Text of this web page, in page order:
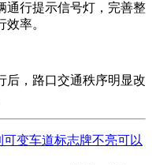
行提示信号灯，完善整
率。
，路口交通秩序明显改
变车道标志牌不亮可以